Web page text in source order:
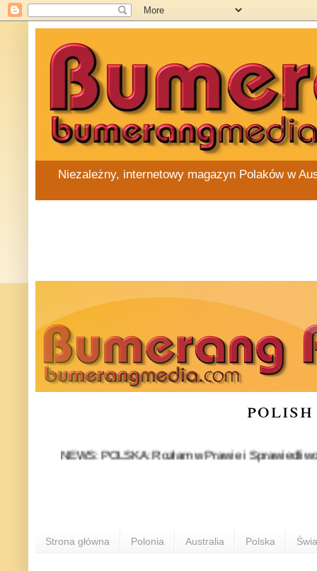
Niezależny, internetowy magazyn Polaków w
NEWS: POLSKA: Rozłam w Prawie i Sprawiedliwości
Strona główna Polonia Australia Polska